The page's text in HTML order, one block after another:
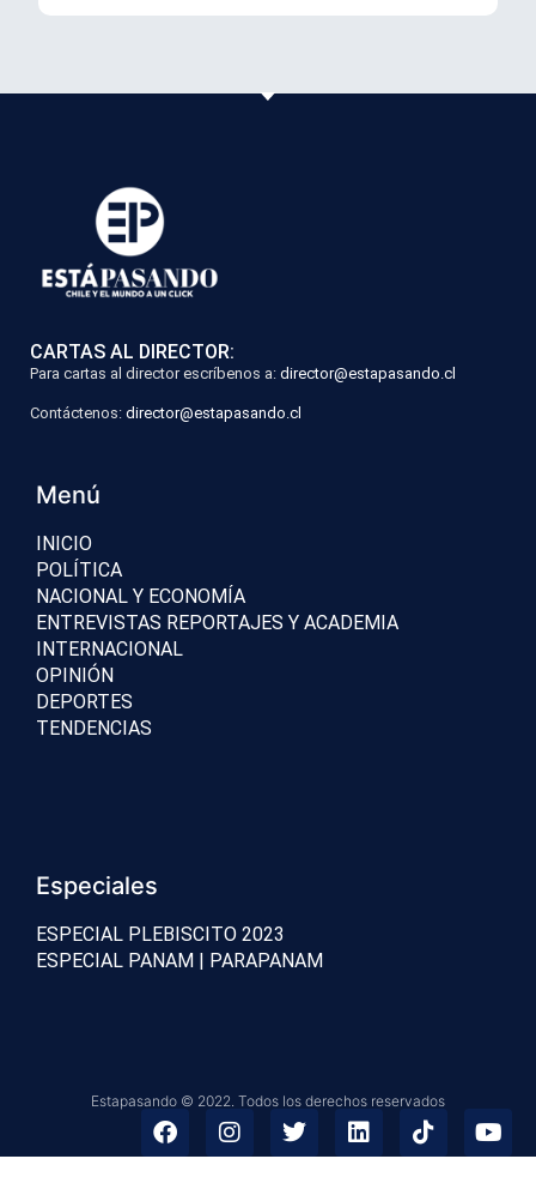
CARTAS AL DIRECTOR:
Para cartas al director escríbenos a: director@estapasando.cl
Contáctenos: director@estapasando.cl
Menú
INICIO
POLÍTICA
NACIONAL Y ECONOMÍA
ENTREVISTAS REPORTAJES Y ACADEMIA
INTERNACIONAL
OPINIÓN
DEPORTES
TENDENCIAS
Especiales
ESPECIAL PLEBISCITO 2023
ESPECIAL PANAM | PARAPANAM
Estapasando © 2022. Todos los derechos reservados